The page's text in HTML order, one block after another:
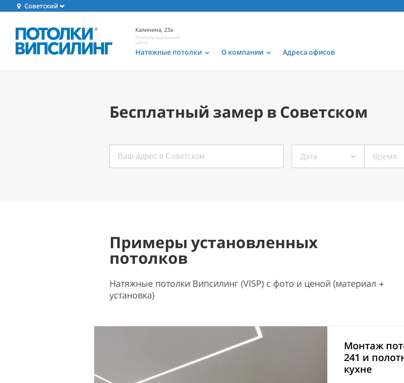
Советский
Калинина, 23а
Консультационный
центр
Натяжные потолки О компании Адреса офисов
Бесплатный замер в Советском
Дата Время
Примеры установленных
потолков
Натяжные потолки Випсилинг (VISP) с фото и ценой (материал +
установка)
Монтаж
241 и
кухне